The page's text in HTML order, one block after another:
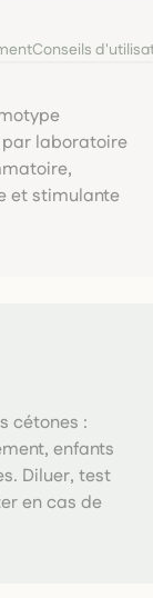
Conseils
par laboratoire
et stimulante
cétones :
enfants
Diluer, test
en cas de